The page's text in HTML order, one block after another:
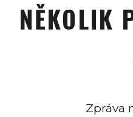
NĚKOLIK
Zpráva